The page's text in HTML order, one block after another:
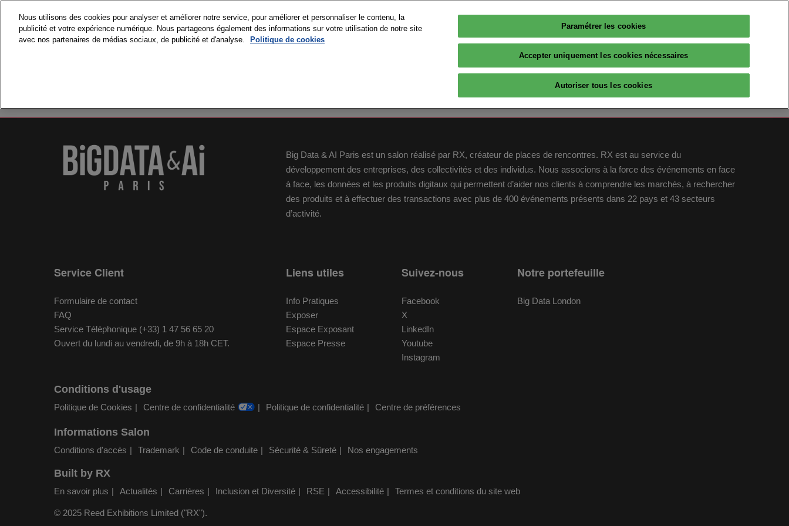
au
contenu
15 et 16 septembre 2026
Français
Français
English
PARTICIPER
Accréditations Presse &
Les speakers
Workshops & Startup
Pitches
Exposant
Village Advanced Computing
Espace exposant
Paris
Nos Engagements
RESSOURCES
Big Data & AI Paris est un salon réalisé par RX, créateur de places de rencontres. RX est au service du
développement des entreprises, des collectivités et des individus. Nous associons à la force des événements en face
à face, les données et les produits digitaux qui permettent d’aider nos clients à comprendre les marchés, à rechercher
des produits et à effectuer des transactions avec plus de 400 événements présents dans 22 pays et 43 secteurs
d’activité.
Service Client
Formulaire de contact
FAQ
Service Téléphonique (+33) 1 47 56 65 20
Ouvert du lundi au vendredi, de 9h à 18h CET.
Liens utiles
Info Pratiques
Exposer
Espace Exposant
Espace Presse
Suivez-nous
Facebook
X
LinkedIn
Youtube
Instagram
Notre portefeuille
Big Data London
Conditions d'usage
Politique de Cookies Centre de confidentialité Politique de confidentialité Centre de préférences
Informations Salon
Conditions d'accès Trademark Code de conduite Sécurité & Sûreté Nos engagements
Built by RX
En savoir plus Actualités Carrières Inclusion et Diversité RSE Accessibilité Termes et conditions du site web
© 2025 Reed Exhibitions Limited ("RX").
Nous utilisons des cookies pour analyser et améliorer notre service, pour améliorer et personnaliser le contenu, la
publicité et votre expérience numérique. Nous partageons également des informations sur votre utilisation de notre site
avec nos partenaires de médias sociaux, de publicité et d'analyse.
Politique de cookies
Paramétrer les cookies
Accepter uniquement les cookies nécessaires
Autoriser tous les cookies